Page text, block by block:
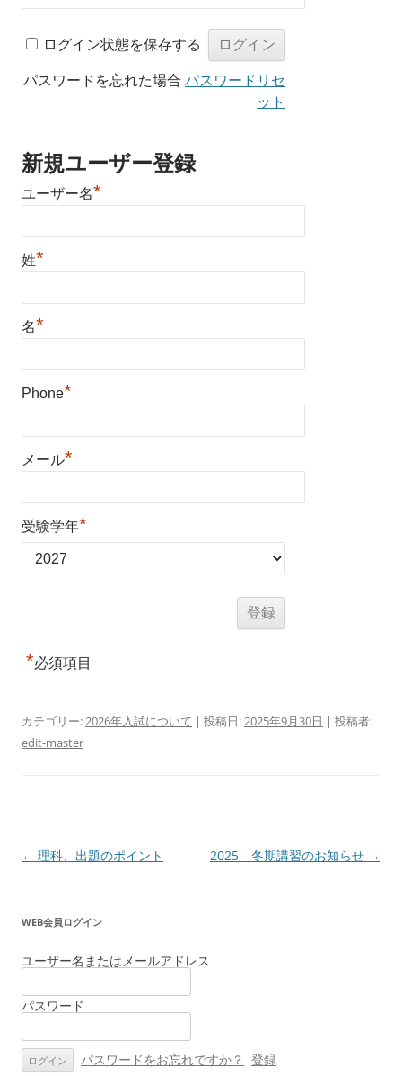
ログイン状態を保存する
パスワードを忘れた場合 パスワードリセ
ット
新規ユーザー登録
ユーザー名*
姓*
名*
Phone*
メール*
受験学年*
*必須項目
カテゴリー:2026年入試について | 投稿日:2025年9月30日 | 投稿者:
edit-master
投
ビ
ゲ
シ
ン
← 理科、出題のポイント 2025 冬期講習のお知らせ →
WEB会員ログイン
ユーザー名またはメールアドレス
パスワード
パスワードをお忘れですか？ 登録